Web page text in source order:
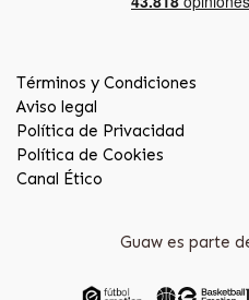
Términos y Condiciones
Aviso legal
Política de Privacidad
Política de Cookies
Canal Ético
Guaw es parte